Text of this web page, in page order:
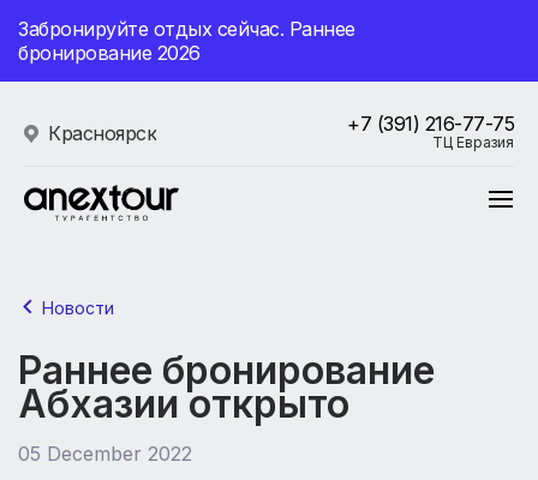
Забронируйте отдых сейчас. Раннее
бронирование 2026
Красноярск +7 (391) 216-77-75
ТЦ Евразия
Новости
Раннее бронирование
Абхазии открыто
05 December 2022